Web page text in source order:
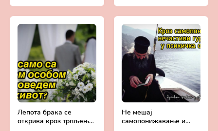
Лепота брака се
открива кроз трпљење
Не мешај
самопонижавање и